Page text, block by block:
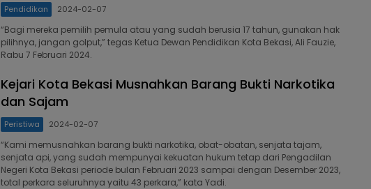
Pendidikan 2024-02-07
“Bagi mereka pemilih pemula atau yang sudah berusia 17 tahun, gunakan hak
pilihnya, jangan golput,” tegas Ketua Dewan Pendidikan Kota Bekasi, Ali Fauzie,
Rabu 7 Februari 2024.
Kejari Kota Bekasi Musnahkan Barang Bukti Narkotika
dan Sajam
Peristiwa 2024-02-07
“Kami memusnahkan barang bukti narkotika, obat-obatan, senjata tajam,
senjata api, yang sudah mempunyai kekuatan hukum tetap dari Pengadilan
Negeri Kota Bekasi periode bulan Februari 2023 sampai dengan Desember 2023,
total perkara seluruhnya yaitu 43 perkara,” kata Yadi.